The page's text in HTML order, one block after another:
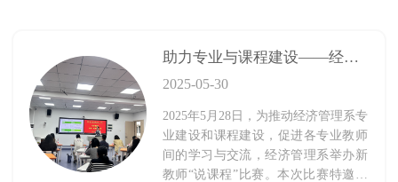
助力专业与课程建设——经济管理系举办新教师“说课程”比赛
2025-05-30
2025年5月28日，为推动经济管理系专
业建设和课程建设，促进各专业教师
间的学习与交流，经济管理系举办新
教师“说课程”比赛。本次比赛特邀学